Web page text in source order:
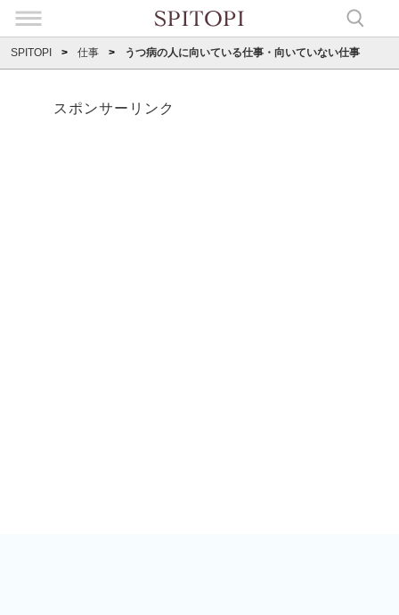
SPITOPI 仕事 うつ病の人に向いている仕事・向いていない仕事
スポンサーリンク